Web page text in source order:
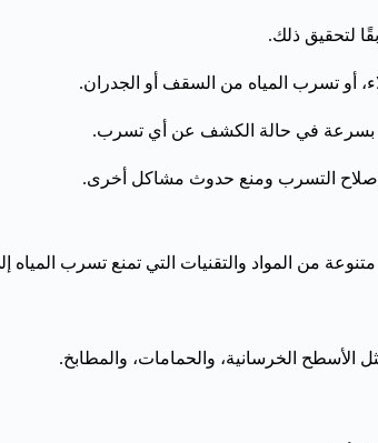
لتحقيق ذلك.
أو تسرب المياه من السقف أو الجدران.
بسرعة في حالة الكشف عن أي تسرب.
لإصلاح التسرب ومنع حدوث مشاكل أخرى.
من المواد والتقنيات التي تمنع تسرب المياه
الأسطح الخرسانية، والحمامات، والمطابخ.